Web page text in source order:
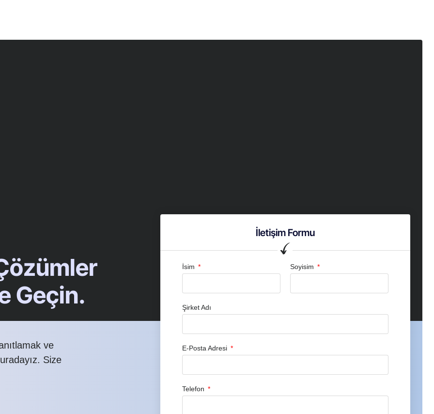
Geçin.
ve
Size
İletişim Formu
İsim Soyisim
Şirket Adı
E-Posta Adresi
Telefon